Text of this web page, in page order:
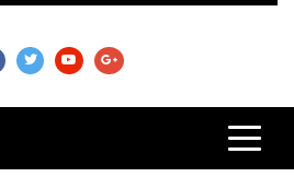
News For